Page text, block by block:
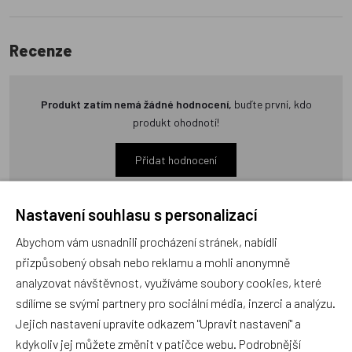
Recenze
Produkt zatím nemá žádné hodnocení, buďte první, kdo
produkt ohodnotí!
Přidat hodnocení
Zboží se stejným motivem
Puzzle deskové O Červené
Karkulce 26x17cm 24 dílků
Knížka Leporelo Moje první
pohádky 13,5x11x1,5cm od
Nastavení souhlasu s personalizací
Abychom vám usnadnili procházení stránek, nabídli
přizpůsobený obsah nebo reklamu a mohli anonymně
analyzovat návštěvnost, využíváme soubory cookies, které
sdílíme se svými partnery pro sociální média, inzerci a analýzu.
Jejich nastavení upravíte odkazem "Upravit nastavení" a
kdykoliv jej můžete změnit v patičce webu. Podrobnější